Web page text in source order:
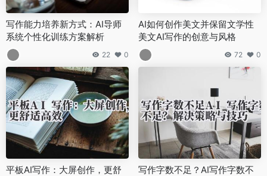
写作能力培养新方式：AI导师
系统个性化训练方案解析
22 0
AI如何创作美文并保留文学性
美文AI写作的创意与风格
72 0
平板AI写作：大屏创作，更舒
写作字数不足？AI写作字数不